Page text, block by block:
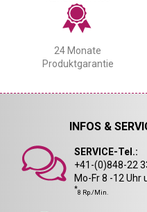
24 Monate
Produktgarantie
INFOS &
SERVICE-Tel.:
+41-(0)848-22
Mo-Fr 8 -12 Uhr
*8 Rp./Min.